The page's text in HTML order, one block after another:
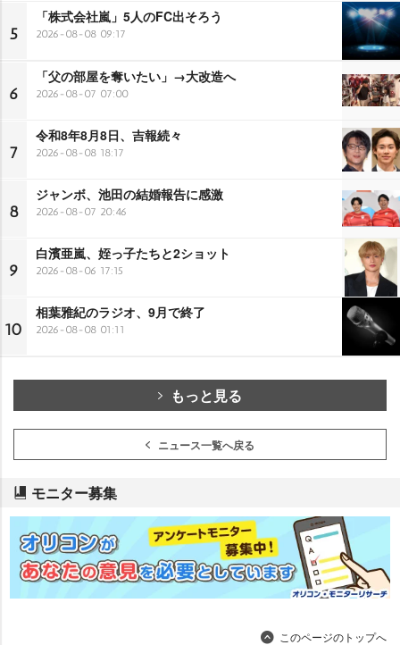
5
「株式会社嵐」5人のFC出そろう
2026-08-08 09:17
6
「父の部屋を奪いたい」→大改造へ
2026-08-07 07:00
7
令和8年8月8日、吉報続々
2026-08-08 18:17
8
ジャンボ、池田の結婚報告に感激
2026-08-07 20:46
9
白濱亜嵐、姪っ子たちと2ショット
2026-08-06 17:15
10
相葉雅紀のラジオ、9月で終了
2026-08-08 01:11
もっと見る
ニュース一覧へ戻る
モニター募集
このページのトップへ